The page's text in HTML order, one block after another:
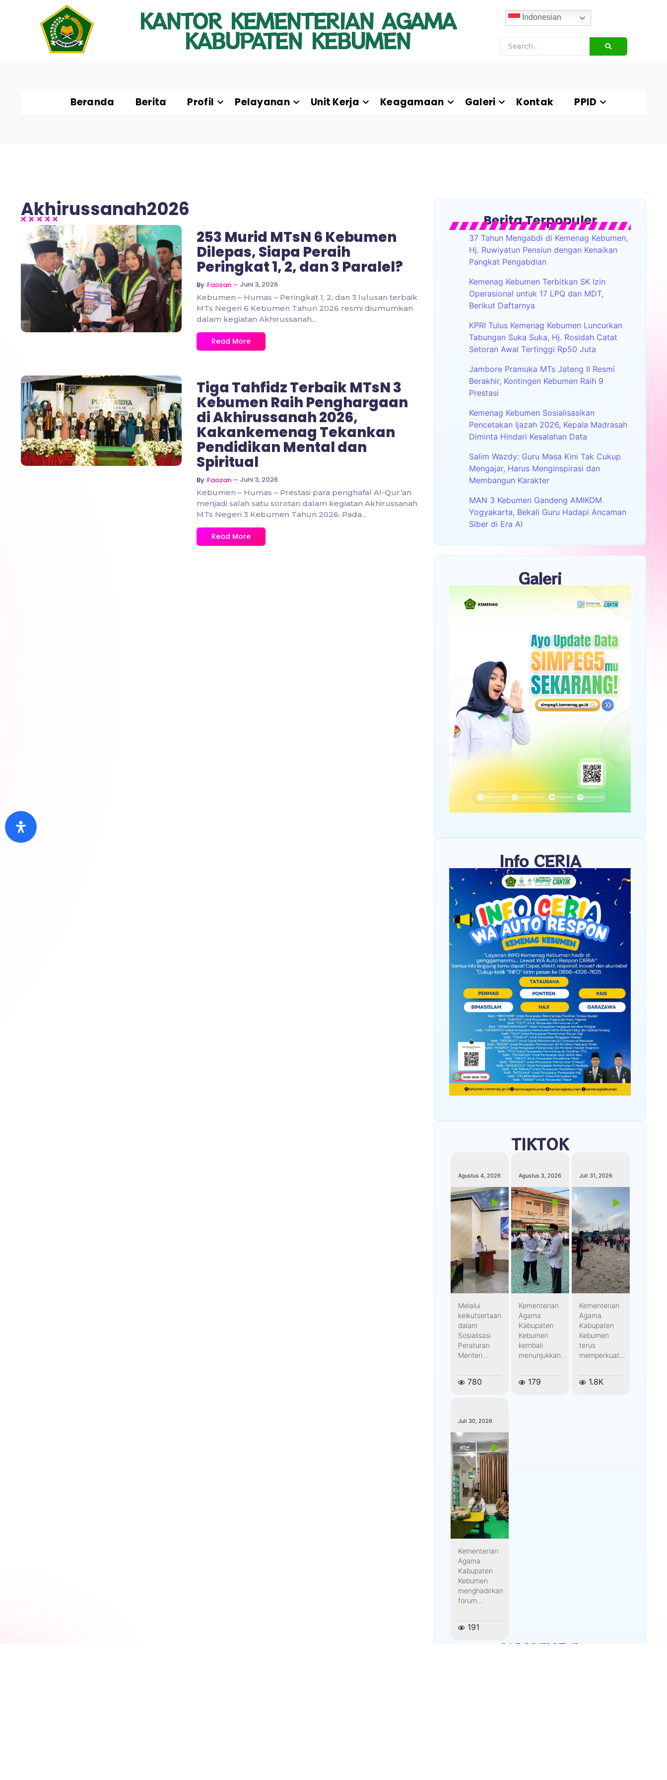
KANTOR KEMENTERIAN AGAMA
KABUPATEN KEBUMEN
Indonesian
Beranda Berita Profil Pelayanan Unit Kerja Keagamaan Galeri Kontak PPID
Akhirussanah2026
No Comments
253 Murid MTsN 6 Kebumen
Dilepas, Siapa Peraih
Peringkat 1, 2, dan 3 Paralel?
By Faozan ~ Juni 3, 2026
Kebumen – Humas – Peringkat 1, 2, dan 3 lulusan terbaik
MTs Negeri 6 Kebumen Tahun 2026 resmi diumumkan
dalam kegiatan Akhirussanah...
Read More
No Comments
Tiga Tahfidz Terbaik MTsN 3
Kebumen Raih Penghargaan
di Akhirussanah 2026,
Kakankemenag Tekankan
Pendidikan Mental dan
Spiritual
By Faozan ~ Juni 3, 2026
Kebumen – Humas – Prestasi para penghafal Al-Qur’an
menjadi salah satu sorotan dalam kegiatan Akhirussanah
MTs Negeri 3 Kebumen Tahun 2026. Pada...
Read More
Berita Terpopuler
37 Tahun Mengabdi di Kemenag Kebumen,
Hj. Ruwiyatun Pensiun dengan Kenaikan
Pangkat Pengabdian
Kemenag Kebumen Terbitkan SK Izin
Operasional untuk 17 LPQ dan MDT,
Berikut Daftarnya
KPRI Tulus Kemenag Kebumen Luncurkan
Tabungan Suka Suka, Hj. Rosidah Catat
Setoran Awal Tertinggi Rp50 Juta
Jambore Pramuka MTs Jateng II Resmi
Berakhir, Kontingen Kebumen Raih 9
Prestasi
Kemenag Kebumen Sosialisasikan
Pencetakan Ijazah 2026, Kepala Madrasah
Diminta Hindari Kesalahan Data
Salim Wazdy: Guru Masa Kini Tak Cukup
Mengajar, Harus Menginspirasi dan
Membangun Karakter
MAN 3 Kebumen Gandeng AMIKOM
Yogyakarta, Bekali Guru Hadapi Ancaman
Siber di Era AI
Galeri
Info CERIA
TIKTOK
Agustus 4, 2026
Melalui
keikutsertaan
dalam
Sosialisasi
Peraturan
Menteri...
780
Agustus 3, 2026
Kementerian
Agama
Kabupaten
Kebumen
kembali
menunjukkan...
179
Juli 31, 2026
Kementerian
Agama
Kabupaten
Kebumen
terus
memperkuat...
1.8K
Juli 30, 2026
Kementerian
Agama
Kabupaten
Kebumen
menghadirkan
forum...
191
YOUTUBE